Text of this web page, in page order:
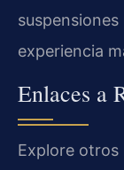
experiencia
Enlaces a
Explore otros